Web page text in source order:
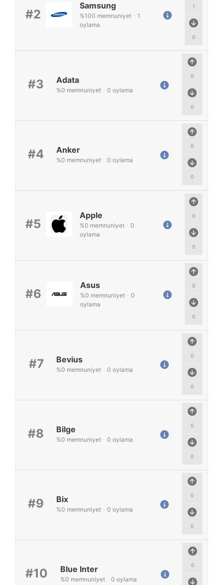
#2
1
0
Samsung
%100 memnuniyet - 1
oylama
#3
0
0
Adata
%0 memnuniyet - 0 oylama
#4
0
0
Anker
%0 memnuniyet - 0 oylama
#5
0
0
Apple
%0 memnuniyet - 0
oylama
#6
0
0
Asus
%0 memnuniyet - 0
oylama
#7
0
0
Bevius
%0 memnuniyet - 0 oylama
#8
0
0
Bilge
%0 memnuniyet - 0 oylama
#9
0
0
Bix
%0 memnuniyet - 0 oylama
#10
0
Blue Inter
%0 memnuniyet - 0 oylama